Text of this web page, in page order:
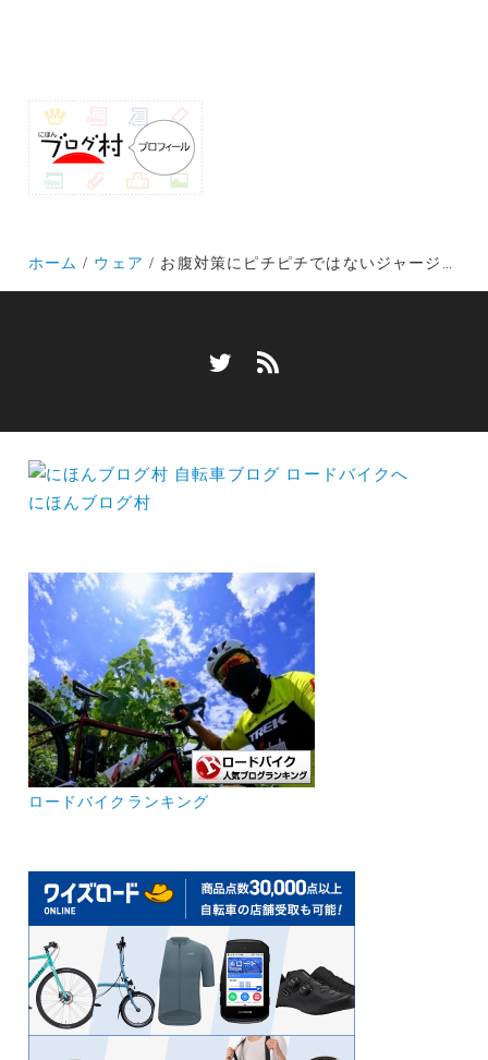
ホーム ウェア お腹対策にピチピチではないジャージはどう?
にほんブログ村
ロードバイクランキング